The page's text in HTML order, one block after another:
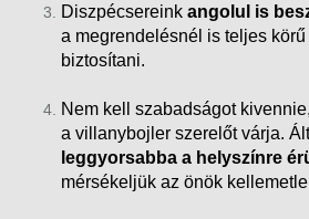
Diszpécsereink angolul is
a megrendelésnél is teljes
biztosítani.
Nem kell szabadságot
a villanybojler szerelőt várja.
leggyorsabba a helyszínre
mérsékeljük az önök